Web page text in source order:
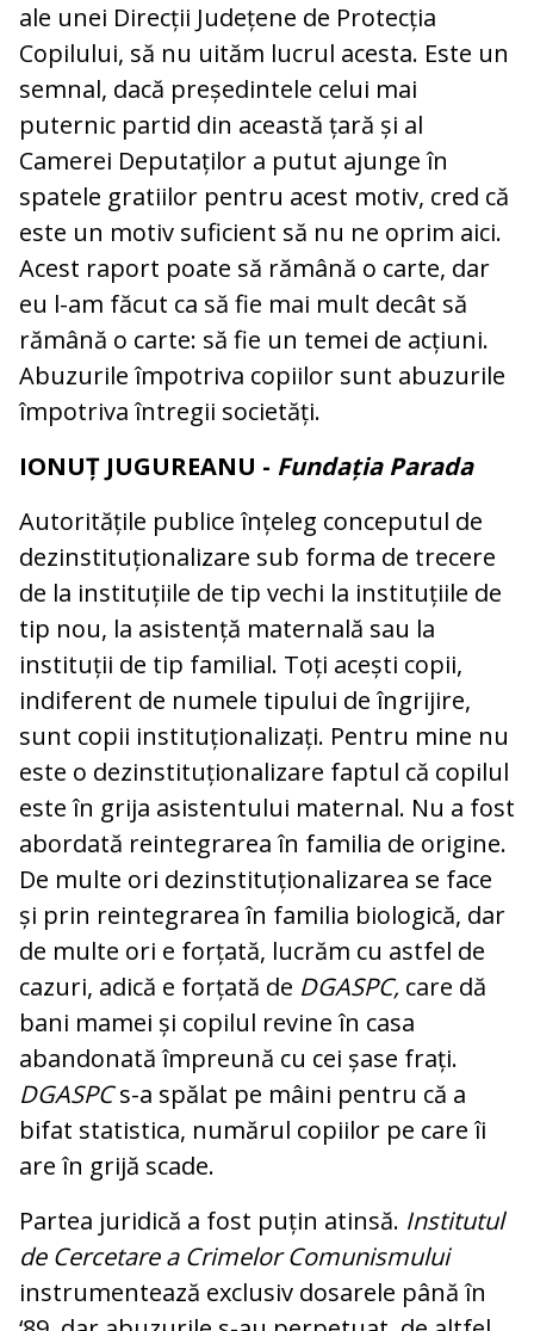
ale unei Direcții Județene de Protecția
Copilului, să nu uităm lucrul acesta. Este un
semnal, dacă președintele celui mai
puternic partid din această țară și al
Camerei Deputaților a putut ajunge în
spatele gratiilor pentru acest motiv, cred că
este un motiv suficient să nu ne oprim aici.
Acest raport poate să rămână o carte, dar
eu l-am făcut ca să fie mai mult decât să
rămână o carte: să fie un temei de acțiuni.
Abuzurile împotriva copiilor sunt abuzurile
împotriva întregii societăți.
IONUȚ JUGUREANU - Fundația Parada
Autoritățile publice înțeleg conceputul de
dezinstituționalizare sub forma de trecere
de la instituțiile de tip vechi la instituțiile de
tip nou, la asistență maternală sau la
instituții de tip familial. Toți acești copii,
indiferent de numele tipului de îngrijire,
sunt copii instituționalizați. Pentru mine nu
este o dezinstituționalizare faptul că copilul
este în grija asistentului maternal. Nu a fost
abordată reintegrarea în familia de origine.
De multe ori dezinstituționalizarea se face
și prin reintegrarea în familia biologică, dar
de multe ori e forțată, lucrăm cu astfel de
cazuri, adică e forțată de DGASPC, care dă
bani mamei și copilul revine în casa
abandonată împreună cu cei șase frați.
DGASPCs-a spălat pe mâini pentru că a
bifat statistica, numărul copiilor pe care îi
are în grijă scade.
Partea juridică a fost puțin atinsă. Institutul
de Cercetare a Crimelor Comunismului
instrumentează exclusiv dosarele până în